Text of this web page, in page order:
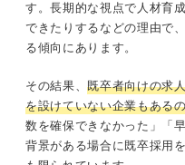
す。長期的な視点で人材育
できたりするなどの理由で
る傾向にあります。
その結果、既卒者向けの求
を設けていない企業もある
数を確保できなかった」「
背景がある場合に既卒採用